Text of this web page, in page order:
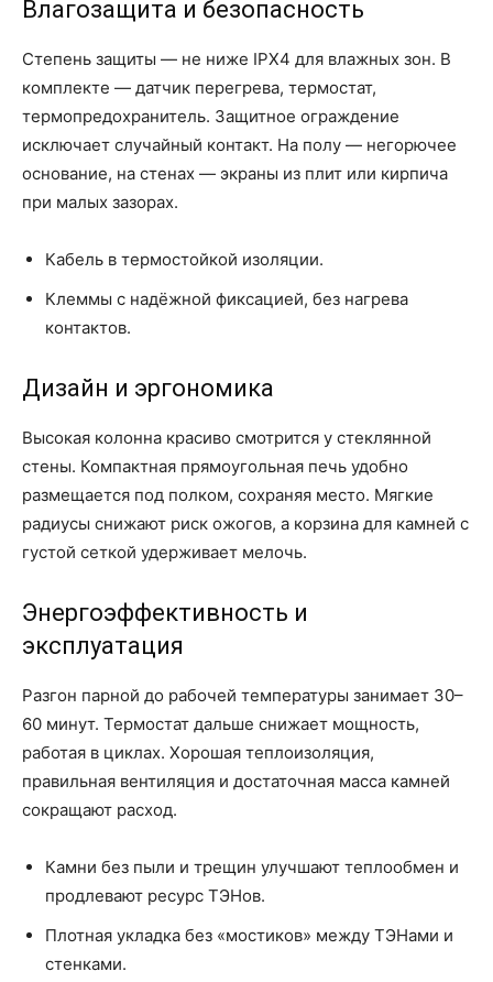
Влагозащита и безопасность
Степень защиты — не ниже IPX4 для влажных зон. В
комплекте — датчик перегрева, термостат,
термопредохранитель. Защитное ограждение
исключает случайный контакт. На полу — негорючее
основание, на стенах — экраны из плит или кирпича
при малых зазорах.
Кабель в термостойкой изоляции.
Клеммы с надёжной фиксацией, без нагрева
контактов.
Дизайн и эргономика
Высокая колонна красиво смотрится у стеклянной
стены. Компактная прямоугольная печь удобно
размещается под полком, сохраняя место. Мягкие
радиусы снижают риск ожогов, а корзина для камней с
густой сеткой удерживает мелочь.
Энергоэффективность и
эксплуатация
Разгон парной до рабочей температуры занимает 30–
60 минут. Термостат дальше снижает мощность,
работая в циклах. Хорошая теплоизоляция,
правильная вентиляция и достаточная масса камней
сокращают расход.
Камни без пыли и трещин улучшают теплообмен и
продлевают ресурс ТЭНов.
Плотная укладка без «мостиков» между ТЭНами и
стенками.